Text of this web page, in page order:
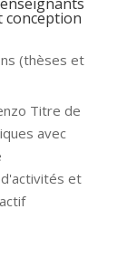
conception
(thèses et
Titre de
avec
et